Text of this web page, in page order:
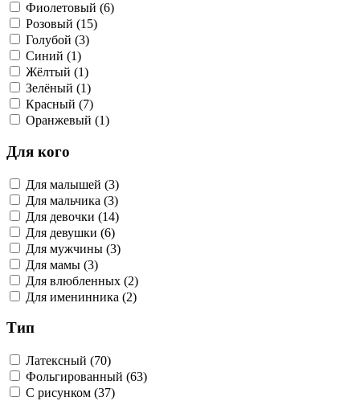
Фиолетовый (6)
Розовый (15)
Голубой (3)
Синий (1)
Жёлтый (1)
Зелёный (1)
Красный (7)
Оранжевый (1)
Для кого
Для малышей (3)
Для мальчика (3)
Для девочки (14)
Для девушки (6)
Для мужчины (3)
Для мамы (3)
Для влюбленных (2)
Для именинника (2)
Тип
Латексный (70)
Фольгированный (63)
С рисунком (37)